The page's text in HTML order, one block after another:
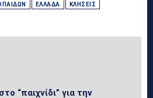
ΕΛΛΆΔΑ ΚΛΉΣΕΙΣ
“παιχνίδι” για την